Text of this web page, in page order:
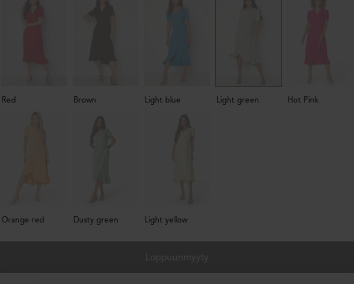
Red Brown Light blue Light green Hot Pink
Orange red Dusty green Light yellow